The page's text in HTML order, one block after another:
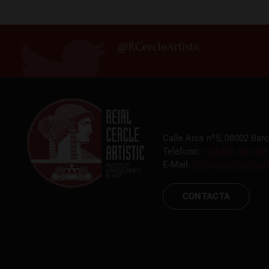
@RCercleArtistic
Calle Arcs nº5, 08002
Teléfono:
E-Mail:
CONTACTA